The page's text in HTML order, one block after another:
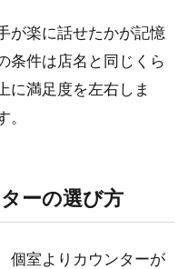
が楽に話せたかが記憶
条件は店名と同じくら
に満足度を左右しま
ーの選び方
個室よりカウンターが